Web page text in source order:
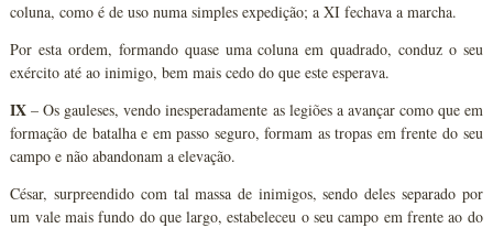
coluna, como é de uso numa simples expedição; a XI fechava a marcha.
Por esta ordem, formando quase uma coluna em quadrado, conduz o seu
exército até ao inimigo, bem mais cedo do que este esperava.
IX – Os gauleses, vendo inesperadamente as legiões a avançar como que em
formação de batalha e em passo seguro, formam as tropas em frente do seu
campo e não abandonam a elevação.
César, surpreendido com tal massa de inimigos, sendo deles separado por
um vale mais fundo do que largo, estabeleceu o seu campo em frente ao do